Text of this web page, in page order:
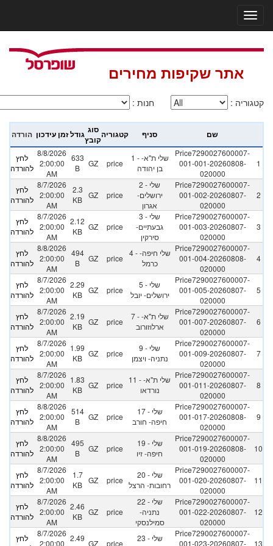
אתר שקיפות מחירים
: חנות : קטגוריה
הורדה זמן עידכוןגודל סוג
קובץקטגוריה סניף שם
לחץ
להורדה
8/8/2026
2:00:00
AM
633
B
GZ price
1 - שלי ת"א-
בן יהודה
Price7290027600007-
001-001-20260808-
020000
1
לחץ
להורדה
8/7/2026
2:00:00
AM
2.3
KB GZ price
2 - שלי
ירושלים-
אגרון
Price7290027600007-
001-002-20260807-
020000
2
לחץ
להורדה
8/7/2026
2:00:00
AM
2.12
KB GZ price
3 - שלי
גבעתיים-
סירקין
Price7290027600007-
001-003-20260807-
020000
3
לחץ
להורדה
8/8/2026
2:00:00
AM
494
B
GZ price
4 - שלי חיפה-
כרמל
Price7290027600007-
001-004-20260808-
020000
4
לחץ
להורדה
8/7/2026
2:00:00
AM
2.29
KB GZ price
5 - שלי
ירושלים- יובל
Price7290027600007-
001-005-20260807-
020000
5
לחץ
להורדה
8/7/2026
2:00:00
AM
2.19
KB GZ price
7 - שלי ת"א-
ארלוזורוב
Price7290027600007-
001-007-20260807-
020000
6
לחץ
להורדה
8/7/2026
2:00:00
AM
1.99
KB GZ price
9 - שלי
נתניה- ויצמן
Price7290027600007-
001-009-20260807-
020000
7
לחץ
להורדה
8/7/2026
2:00:00
AM
1.83
KB GZ price
11 - שלי ת"א-
נורדאו
Price7290027600007-
001-011-20260807-
020000
8
לחץ
להורדה
8/8/2026
2:00:00
AM
514
B
GZ price
17 - שלי
חיפה- חורב
Price7290027600007-
001-017-20260808-
020000
9
לחץ
להורדה
8/8/2026
2:00:00
AM
495
B
GZ price
19 - שלי
חיפה- זיו
Price7290027600007-
001-019-20260808-
020000
10
לחץ
להורדה
8/7/2026
2:00:00
AM
1.7
KB GZ price
20 - שלי
רחובות- הרצל
Price7290027600007-
001-020-20260807-
020000
11
לחץ
להורדה
8/7/2026
2:00:00
AM
2.46
KB GZ price
22 - שלי
נתניה-
סמילנסקי
Price7290027600007-
001-022-20260807-
020000
12
לחץ
8/7/2026
2:00:00
2.49
GZ price
23 - שלי
Price7290027600007-
001-023-20260807-
13